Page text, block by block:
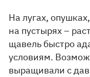
На лугах,
на пустырях –
щавель быстро
условиям.
выращивали с